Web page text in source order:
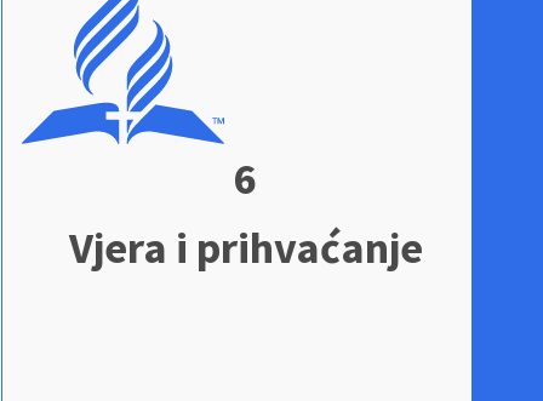
6
Vjera i prihvaćanje